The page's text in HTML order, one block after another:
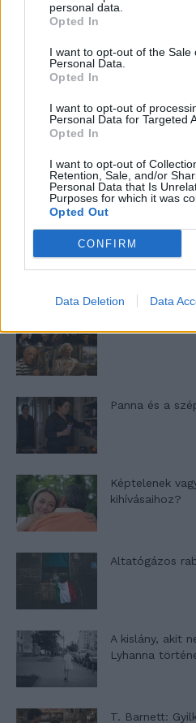
personal data.
Opted In
I want to opt-out of the Sale
Personal Data.
Opted In
I want to opt-out of
Personal Data for Targeted
Opted In
I want to opt-out of
Retention, Sale, and/or
Personal Data that Is
Purposes for which it was
Opted Out
CONFIRM
Data Deletion Data
A
13. rész
Woody Allen
A világ
Panna és a
Képtelenek
kihívásaihoz?
Altatógázos
A kislány, akit
Lyhanna
T. Barnett: